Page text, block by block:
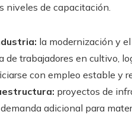
niveles de capacitación.
la modernización y
de trabajadores en cultivo,
con empleo estable y
proyectos de
adicional para